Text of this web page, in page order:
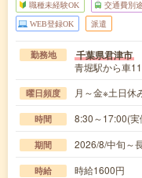
職種未経験OK 交通費別
WEB登録OK 派遣
勤務地 千葉県君津市
青堀駅から車
曜日頻度 月～金※土日休
時間 8:30～17:00(
期間 2026/8/中旬～
時給 時給1600円